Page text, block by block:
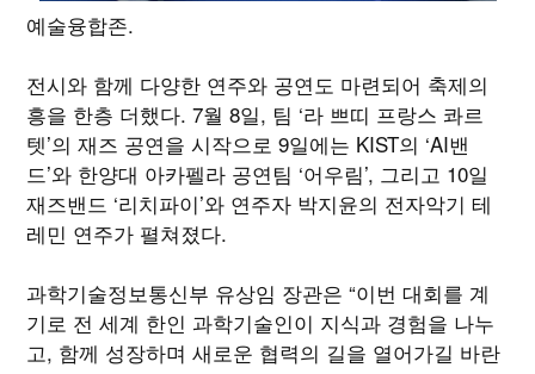
예술융합존.
전시와 함께 다양한 연주와 공연도 마련되어 축제의
흥을 한층 더했다. 7월 8일, 팀 ‘라 쁘띠 프랑스 콰르
텟’의 재즈 공연을 시작으로 9일에는 KIST의 ‘AI밴
드’와 한양대 아카펠라 공연팀 ‘어우림’, 그리고 10일
재즈밴드 ‘리치파이’와 연주자 박지윤의 전자악기 테
레민 연주가 펼쳐졌다.
과학기술정보통신부 유상임 장관은 “이번 대회를 계
기로 전 세계 한인 과학기술인이 지식과 경험을 나누
고, 함께 성장하며 새로운 협력의 길을 열어가길 바란